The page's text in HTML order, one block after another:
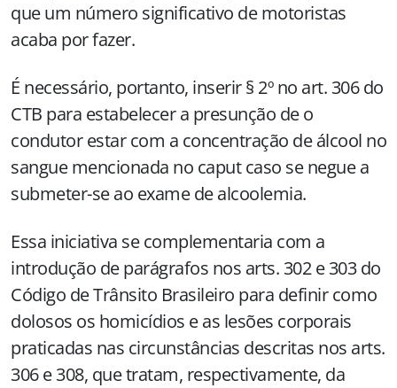
que um número significativo de motoristas
acaba por fazer.
É necessário, portanto, inserir § 2º no art. 306 do
CTB para estabelecer a presunção de o
condutor estar com a concentração de álcool no
sangue mencionada no caput caso se negue a
submeter-se ao exame de alcoolemia.
Essa iniciativa se complementaria com a
introdução de parágrafos nos arts. 302 e 303 do
Código de Trânsito Brasileiro para definir como
dolosos os homicídios e as lesões corporais
praticadas nas circunstâncias descritas nos arts.
306 e 308, que tratam, respectivamente, da